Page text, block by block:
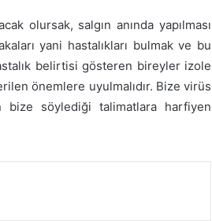
olursak, salgın anında yapılması
yani hastalıkları bulmak ve bu
belirtisi gösteren bireyler izole
önemlere uyulmalıdır. Bize virüs
bize söylediği talimatlara harfiyen